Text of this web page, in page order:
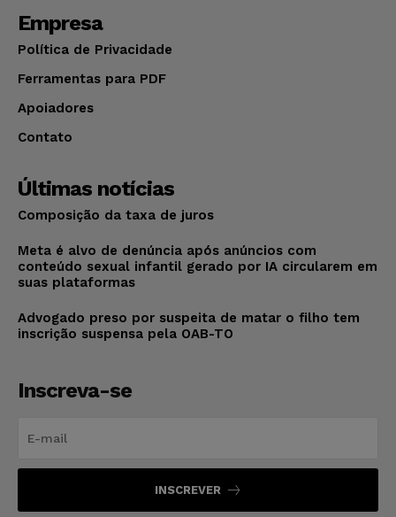
Empresa
Política de Privacidade
Ferramentas para PDF
Apoiadores
Contato
Últimas notícias
Composição da taxa de juros
Meta é alvo de denúncia após anúncios com
conteúdo sexual infantil gerado por IA circularem em
suas plataformas
Advogado preso por suspeita de matar o filho tem
inscrição suspensa pela OAB-TO
Inscreva-se
INSCREVER